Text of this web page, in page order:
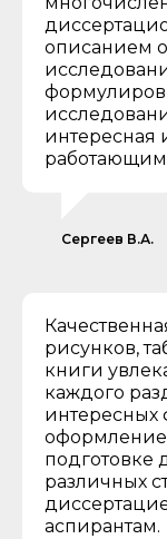
описанием
интересная
Сергеев В.А.
рисунков,
книги
каждого
интересных
оформление
подготовке
различных
аспирантам.